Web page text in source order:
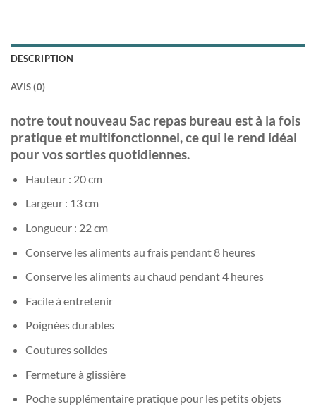
DESCRIPTION
AVIS (0)
notre tout nouveau Sac repas bureau est à la fois
pratique et multifonctionnel, ce qui le rend idéal
pour vos sorties quotidiennes.
Hauteur : 20 cm
Largeur : 13 cm
Longueur : 22 cm
Conserve les aliments au frais pendant 8 heures
Conserve les aliments au chaud pendant 4 heures
Facile à entretenir
Poignées durables
Coutures solides
Fermeture à glissière
Poche supplémentaire pratique pour les petits objets